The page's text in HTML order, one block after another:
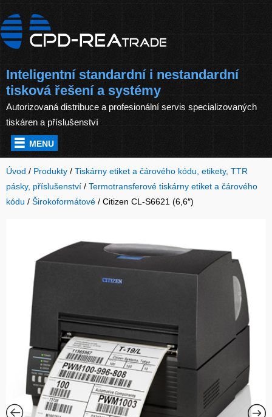
Inteligentní standardní i nestandardní
tisková řešení a systémy
Autorizovaná distribuce a profesionální servis specializovaných
tiskáren a příslušenství
MENU
Úvod / Produkty / Tiskárny etiket a čárového kódu, etikety, TTR
pásky, příslušenství / Termotransferové tiskárny etiket a čárového
kódu / Širokoformátové / Citizen CL-S6621 (6,6″)